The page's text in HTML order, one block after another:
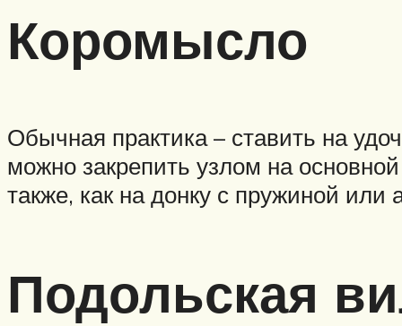
Коромысло
Обычная практика – ставить на
можно закрепить узлом на
также, как на донку с пружиной или
Подольская